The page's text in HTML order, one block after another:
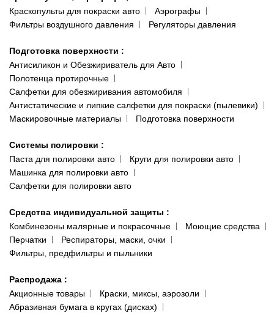
Краскопульты для покраски авто
Аэрографы
Фильтры воздушного давления
Регуляторы давления
Подготовка поверхности :
Антисиликон и Обезжириватель для Авто
Полотенца протирочные
Салфетки для обезжиривания автомобиля
Антистатические и липкие салфетки для покраски (пылевики)
Маскировочные материалы
Подготовка поверхности
Системы полировки :
Паста для полировки авто
Круги для полировки авто
Машинка для полировки авто
Салфетки для полировки авто
Средства индивидуальной защиты :
Комбинезоны малярные и покрасочные
Моющие средства
Перчатки
Респираторы, маски, очки
Фильтры, предфильтры и пыльники
Распродажа :
Акционные товары
Краски, миксы, аэрозоли
Абразивная бумага в кругах (дисках)